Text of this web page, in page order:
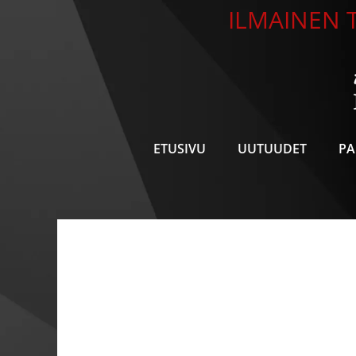
ILMAINEN
ETUSIVU UUTUUDET